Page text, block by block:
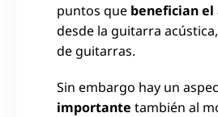
puntos que benefician
desde la guitarra
de guitarras.
Sin embargo hay un
importante también al